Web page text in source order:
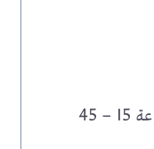
التنبيه رقم (3) يتوقع أمطارًا بين 20 و50 ملم على ظفار والوسطى وشمال الشرقية، ورياحًا بسرعة 15 – 45